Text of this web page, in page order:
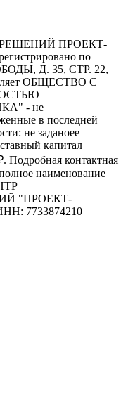
ПРОЕКТ-
по
Д. 35, СТР. 22,
ОБЩЕСТВО С
- не
в последней
не заданоее
капитал
Подробная контактная
наименование
"ПРОЕКТ-
7733874210